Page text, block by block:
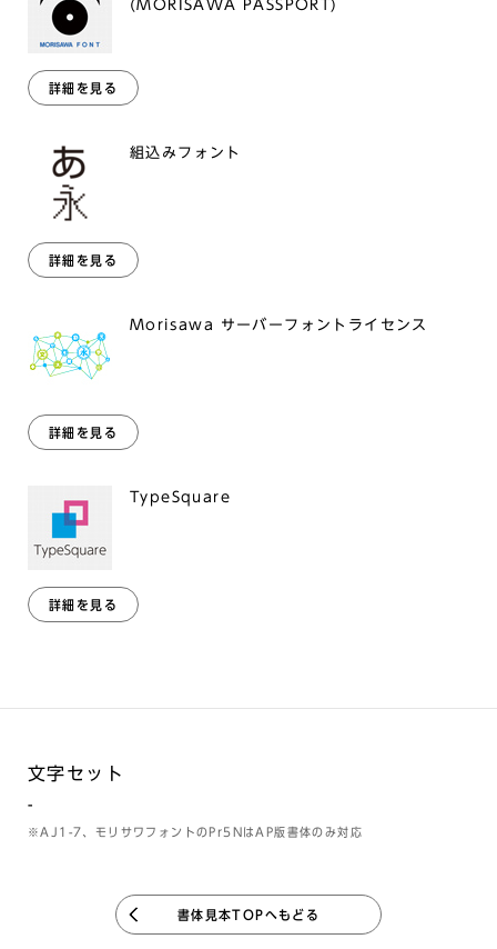
(MORISAWA PASSPORT)
詳細を見る
組込みフォント
詳細を見る
Morisawa サーバーフォントライセンス
詳細を見る
TypeSquare
詳細を見る
文字セット
-
※AJ1-7、モリサワフォントのPr5NはAP版書体のみ対応
書体見本TOPへもどる